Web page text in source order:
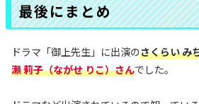
最後にまとめ
ドラマ「御上先生」に出演のさくらい み
瀬 莉子（ながせ りこ）さんでした。